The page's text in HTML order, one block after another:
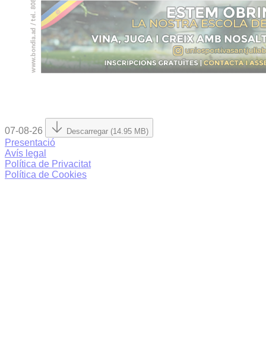
07-08-26 Descarregar (14.95 MB)
Presentació
Avís legal
Política de Privacitat
Política de Cookies